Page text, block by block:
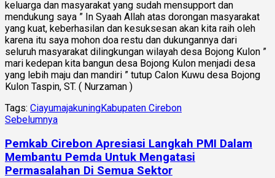
keluarga dan masyarakat yang sudah mensupport dan
mendukung saya ” In Syaah Allah atas dorongan masyarakat
yang kuat, keberhasilan dan kesuksesan akan kita raih oleh
karena itu saya mohon doa restu dan dukungannya dari
seluruh masyarakat dilingkungan wilayah desa Bojong Kulon ”
mari kedepan kita bangun desa Bojong Kulon menjadi desa
yang lebih maju dan mandiri ” tutup Calon Kuwu desa Bojong
Kulon Taspin, ST. ( Nurzaman )
Tags: CiayumajakuningKabupaten Cirebon
Sebelumnya
Pemkab Cirebon Apresiasi Langkah PMI Dalam
Membantu Pemda Untuk Mengatasi
Permasalahan Di Semua Sektor